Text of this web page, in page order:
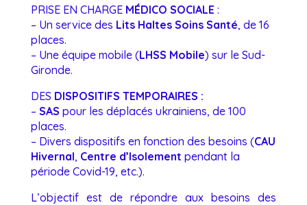
PRISE EN CHARGE MÉDICO SOCIALE:
– Un service des Lits Haltes Soins Santé, de 16
places.
– Une équipe mobile (LHSS Mobile) sur le Sud-
Gironde.
DES DISPOSITIFS TEMPORAIRES :
– SAS pour les déplacés ukrainiens, de 100
places.
– Divers dispositifs en fonction des besoins (CAU
Hivernal, Centre d’Isolement pendant la
période Covid-19, etc.).
L’objectif est de répondre aux besoins des